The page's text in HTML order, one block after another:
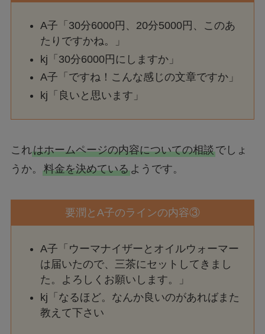
A子「30分6000円、20分5000円、このあ
たりですかね。」
kj「30分6000円にしますか」
A子「ですね！こんな感じの文章ですか」
kj「良いと思います」
これはホームページの内容についての相談でしょ
うか。 料金を決めているようです。
要潤とA子のラインの内容③
A子「ウーマナイザーとオイルウォーマー
は届いたので、三茶にセットしてきまし
た。よろしくお願いします。」
kj「なるほど。なんか良いのがあればまた
教えて下さい